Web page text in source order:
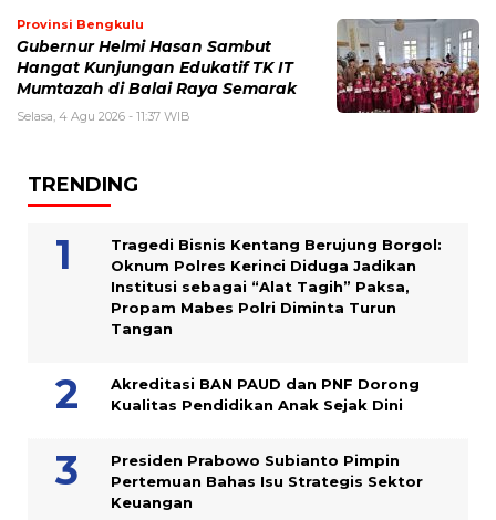
Provinsi Bengkulu
Gubernur Helmi Hasan Sambut
Hangat Kunjungan Edukatif TK IT
Mumtazah di Balai Raya Semarak
Selasa, 4 Agu 2026 - 11:37 WIB
TRENDING
Tragedi Bisnis Kentang Berujung Borgol:
Oknum Polres Kerinci Diduga Jadikan
Institusi sebagai “Alat Tagih” Paksa,
Propam Mabes Polri Diminta Turun
Tangan
Akreditasi BAN PAUD dan PNF Dorong
Kualitas Pendidikan Anak Sejak Dini
Presiden Prabowo Subianto Pimpin
Pertemuan Bahas Isu Strategis Sektor
Keuangan